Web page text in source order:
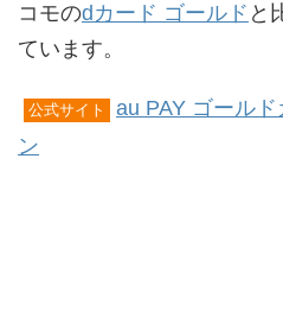
コモのdカード ゴールド と
ています。
公式サイト
au PAY ゴール
ン